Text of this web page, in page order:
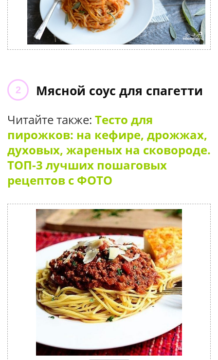
Мясной соус для спагетти
Читайте также: Тесто для
пирожков: на кефире, дрожжах,
духовых, жареных на сковороде.
ТОП-3 лучших пошаговых
рецептов с ФОТО